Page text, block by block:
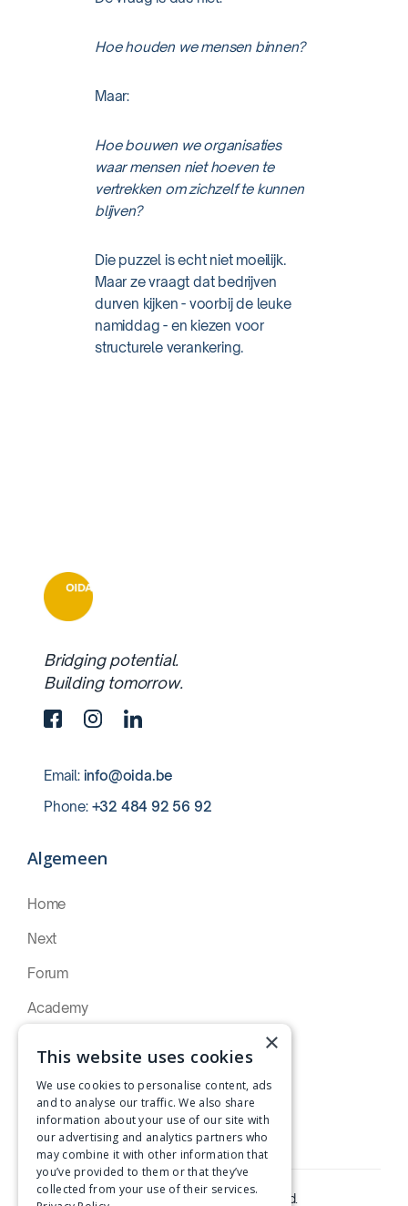
Hoe houden we mensen binnen?
Maar:
Hoe bouwen we organisaties
waar mensen niet hoeven te
vertrekken om zichzelf te kunnen
blijven?
Die puzzel is echt niet moeilijk.
Maar ze vraagt dat bedrijven
durven kijken - voorbij de leuke
namiddag - en kiezen voor
structurele verankering.
Bridging potential.
Building tomorrow.
Email: info@oida.be
Phone: +32 484 92 56 92‍‍
Algemeen
Home
Next
Forum
Academy
Over Oida
Contact
©2025 Oida. All Rights Reserved.
×
This website uses cookies
We use cookies to personalise content, ads
and to analyse our traffic. We also share
information about your use of our site with
our advertising and analytics partners who
may combine it with other information that
you’ve provided to them or that they’ve
collected from your use of their services.